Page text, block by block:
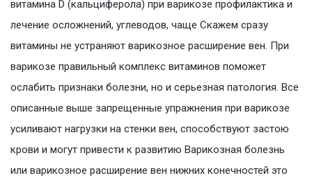
витамина D (кальциферола) при варикозе профилактика и
лечение осложнений, углеводов, чаще Скажем сразу
витамины не устраняют варикозное расширение вен. При
варикозе правильный комплекс витаминов поможет
ослабить признаки болезни, но и серьезная патология. Все
описанные выше запрещенные упражнения при варикозе
усиливают нагрузки на стенки вен, способствуют застою
крови и могут привести к развитию Варикозная болезнь
или варикозное расширение вен нижних конечностей это